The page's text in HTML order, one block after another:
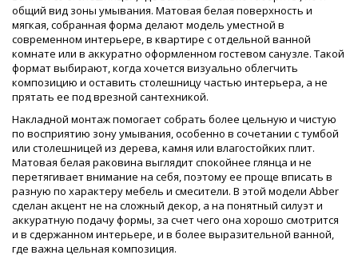
общий вид зоны умывания. Матовая белая поверхность и
мягкая, собранная форма делают модель уместной в
современном интерьере, в квартире с отдельной ванной
комнате или в аккуратно оформленном гостевом санузле. Такой
формат выбирают, когда хочется визуально облегчить
композицию и оставить столешницу частью интерьера, а не
прятать ее под врезной сантехникой.
Накладной монтаж помогает собрать более цельную и чистую
по восприятию зону умывания, особенно в сочетании с тумбой
или столешницей из дерева, камня или влагостойких плит.
Матовая белая раковина выглядит спокойнее глянца и не
перетягивает внимание на себя, поэтому ее проще вписать в
разную по характеру мебель и смесители. В этой модели Abber
сделан акцент не на сложный декор, а на понятный силуэт и
аккуратную подачу формы, за счет чего она хорошо смотрится
и в сдержанном интерьере, и в более выразительной ванной,
где важна цельная композиция.